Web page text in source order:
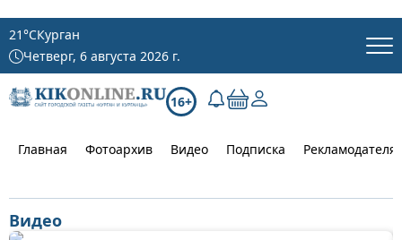
21°CКурган
Четверг, 6 августа 2026 г.
16+
Главная Фотоархив Видео Подписка
Видео